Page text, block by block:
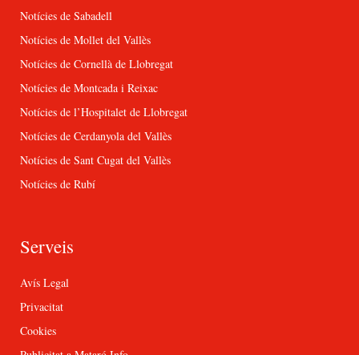
Notícies de Sabadell
Notícies de Mollet del Vallès
Notícies de Cornellà de Llobregat
Notícies de Montcada i Reixac
Notícies de l’Hospitalet de Llobregat
Notícies de Cerdanyola del Vallès
Notícies de Sant Cugat del Vallès
Notícies de Rubí
Serveis
Avís Legal
Privacitat
Cookies